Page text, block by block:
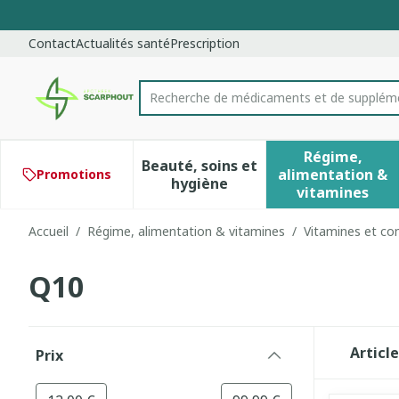
ContactActualités santéPrescription
Rechercher
Recherche de médicaments et d
Promotions
Beauté, soins et
hygièneAfficher le sous-menu pour
Régime,
alimentation &
vitamines
Afficher
Accueil / Régime, alimentation & vitamines / Vitamines et
Q10
Prix